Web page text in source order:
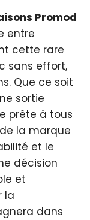
Promod
entre
cette rare
sans effort,
Que ce soit
sortie
prête à tous
la marque
et le
décision
et
la
dans